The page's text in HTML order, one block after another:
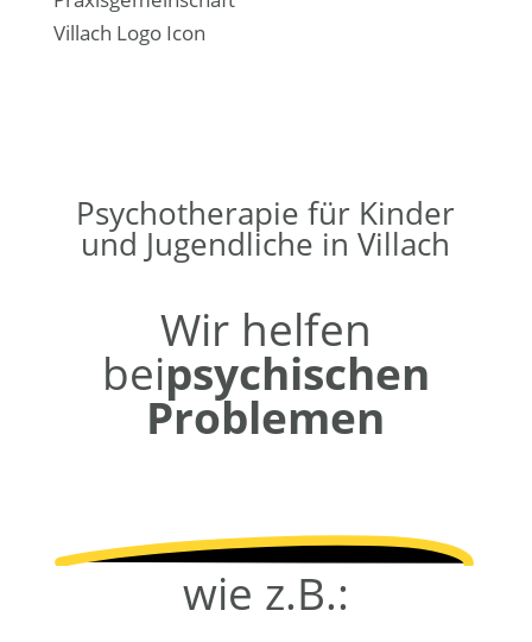
Psychotherapie für Kinder
und Jugendliche in Villach
Wir helfen
beipsychischen
Problemen
wie z.B.: